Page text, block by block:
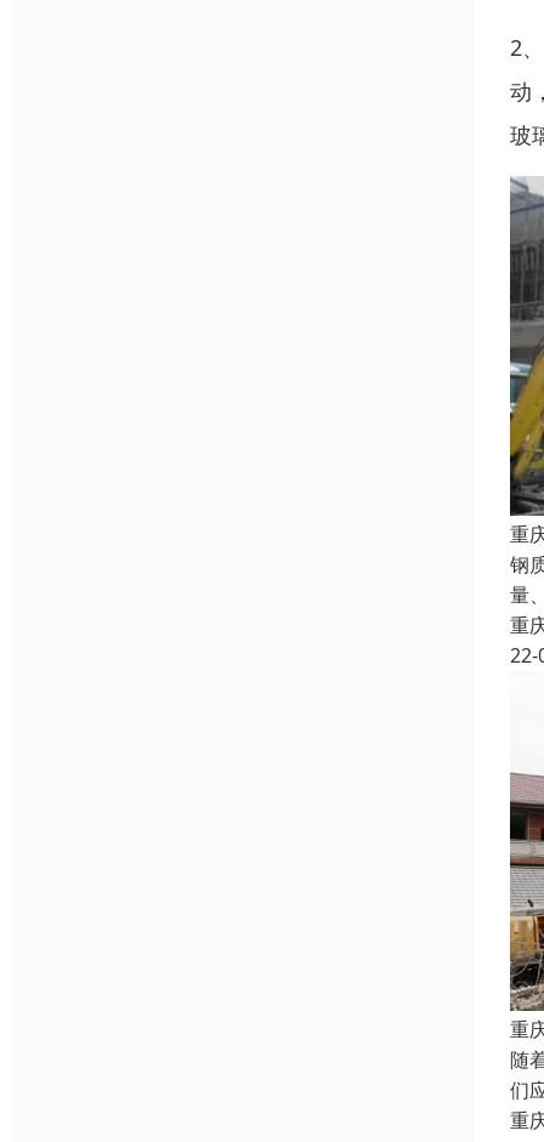
2
动
玻
重
钢
量
重
22-
重
随
们
重